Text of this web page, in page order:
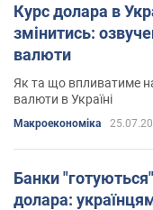
Курс долара в
змінитись:
валюти
Як та що впливатиме
валюти в Україні
Mакроекономіка
Банки
долара: